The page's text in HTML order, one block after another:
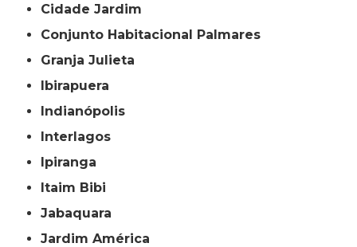
Cidade Jardim
Conjunto Habitacional Palmares
Granja Julieta
Ibirapuera
Indianópolis
Interlagos
Ipiranga
Itaim Bibi
Jabaquara
Jardim América